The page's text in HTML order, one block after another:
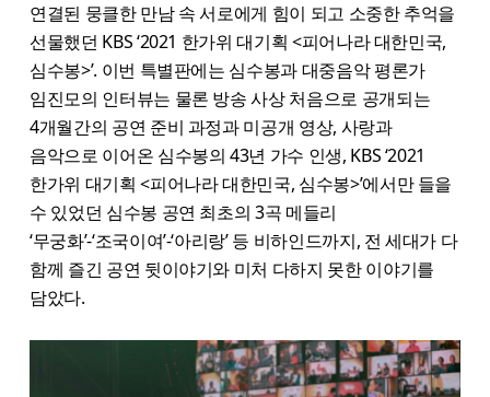
연결된 뭉클한 만남 속 서로에게 힘이 되고 소중한 추억을
선물했던 KBS ‘2021 한가위 대기획 <피어나라 대한민국,
심수봉>’. 이번 특별판에는 심수봉과 대중음악 평론가
임진모의 인터뷰는 물론 방송 사상 처음으로 공개되는
4개월간의 공연 준비 과정과 미공개 영상, 사랑과
음악으로 이어온 심수봉의 43년 가수 인생, KBS ‘2021
한가위 대기획 <피어나라 대한민국, 심수봉>’에서만 들을
수 있었던 심수봉 공연 최초의 3곡 메들리
‘무궁화’-‘조국이여’-‘아리랑’ 등 비하인드까지, 전 세대가 다
함께 즐긴 공연 뒷이야기와 미처 다하지 못한 이야기를
담았다.